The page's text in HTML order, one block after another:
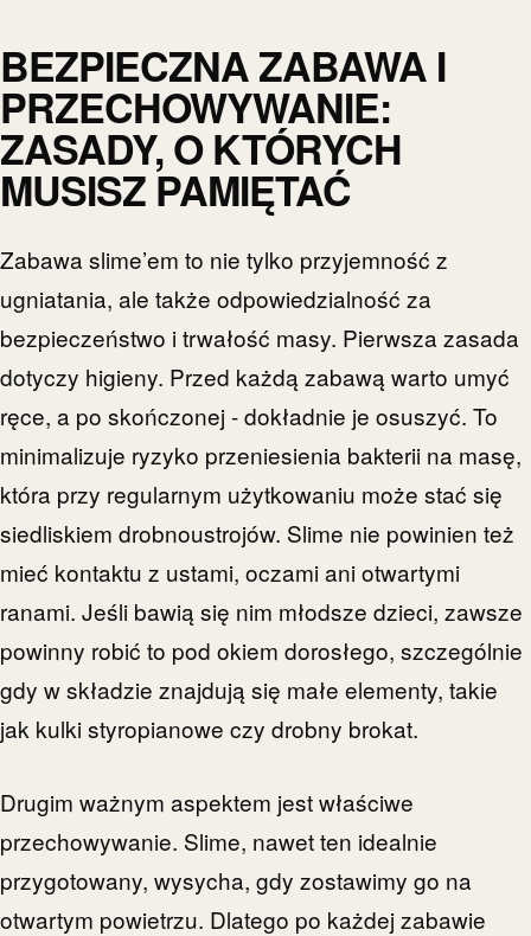
BEZPIECZNA ZABAWA I
PRZECHOWYWANIE:
ZASADY, O KTÓRYCH
MUSISZ PAMIĘTAĆ
Zabawa slime’em to nie tylko przyjemność z
ugniatania, ale także odpowiedzialność za
bezpieczeństwo i trwałość masy. Pierwsza zasada
dotyczy higieny. Przed każdą zabawą warto umyć
ręce, a po skończonej - dokładnie je osuszyć. To
minimalizuje ryzyko przeniesienia bakterii na masę,
która przy regularnym użytkowaniu może stać się
siedliskiem drobnoustrojów. Slime nie powinien też
mieć kontaktu z ustami, oczami ani otwartymi
ranami. Jeśli bawią się nim młodsze dzieci, zawsze
powinny robić to pod okiem dorosłego, szczególnie
gdy w składzie znajdują się małe elementy, takie
jak kulki styropianowe czy drobny brokat.
Drugim ważnym aspektem jest właściwe
przechowywanie. Slime, nawet ten idealnie
przygotowany, wysycha, gdy zostawimy go na
otwartym powietrzu. Dlatego po każdej zabawie